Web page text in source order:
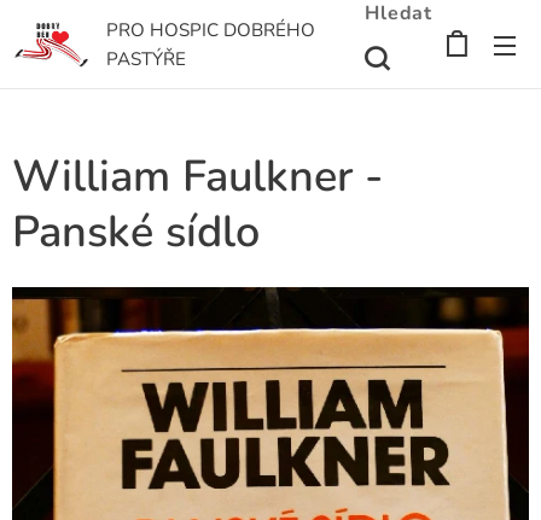
PRO HOSPIC DOBRÉHO
PASTÝŘE
Hledat
William Faulkner -
Panské sídlo